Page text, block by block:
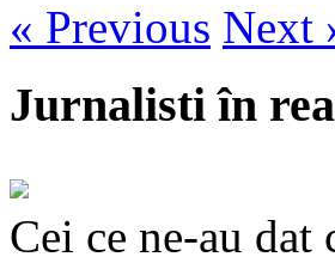
« Previous Next
Jurnalisti în
Cei ce ne-au dat